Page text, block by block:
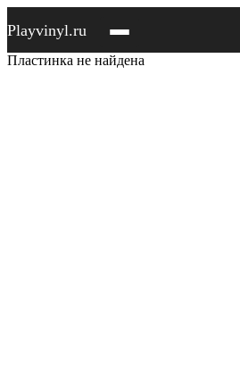
Playvinyl.ru
Пластинка не найдена